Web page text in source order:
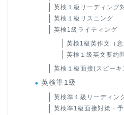
英検１級リーディング
英検１級リスニング
英検1級ライティング
英検1級英作文（意
英検１級英文要約
英検１級面接(スピーキ
英検準1級
英検準１級リーディン
英検準1級面接対策・